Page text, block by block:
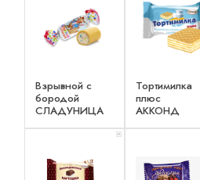
Взрывной с
бородой
СЛАДУНИЦА
Тортимилка
плюс
АККОНД
x 1